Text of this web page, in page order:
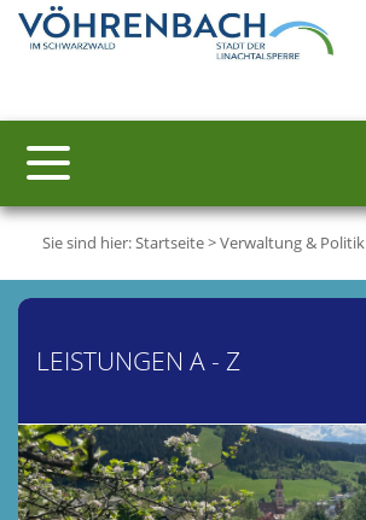
Sie sind hier:Startseite>Verwaltung & Politik
LEISTUNGEN A - Z